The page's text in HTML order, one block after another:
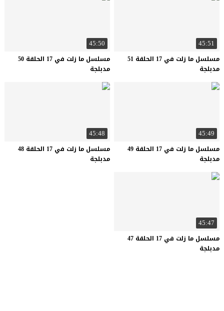
45:51
مسلسل ما زلت في 17 الحلقة 51
مدبلجة
45:50
مسلسل ما زلت في 17 الحلقة 50
مدبلجة
45:49
مسلسل ما زلت في 17 الحلقة 49
مدبلجة
45:48
مسلسل ما زلت في 17 الحلقة 48
مدبلجة
45:47
مسلسل ما زلت في 17 الحلقة 47
مدبلجة